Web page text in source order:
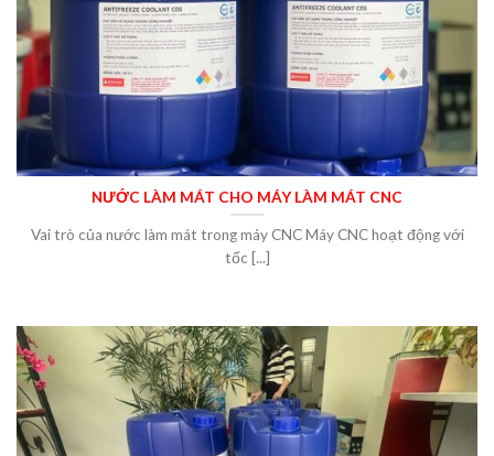
NƯỚC LÀM MÁT CHO MÁY LÀM MÁT CNC
Vai trò của nước làm mát trong máy CNC Máy CNC hoạt động với
tốc [...]